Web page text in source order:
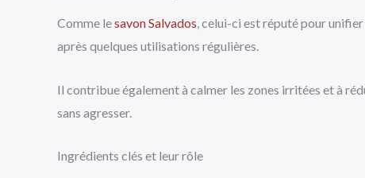
Comme lesavon Salvados, celui-ci est réputé pour
après quelques utilisations régulières.
Il contribue également à calmer les zones irritées et à
sans agresser.
Ingrédients clés et leur rôle